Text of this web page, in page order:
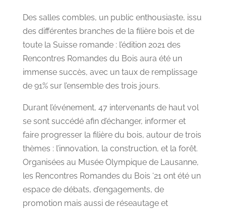
Des salles combles, un public enthousiaste, issu
des différentes branches de la filière bois et de
toute la Suisse romande : l’édition 2021 des
Rencontres Romandes du Bois aura été un
immense succès, avec un taux de remplissage
de 91% sur l’ensemble des trois jours.
Durant l’événement, 47 intervenants de haut vol
se sont succédé afin d’échanger, informer et
faire progresser la filière du bois, autour de trois
thèmes : l’innovation, la construction, et la forêt.
Organisées au Musée Olympique de Lausanne,
les Rencontres Romandes du Bois ‘21 ont été un
espace de débats, d’engagements, de
promotion mais aussi de réseautage et